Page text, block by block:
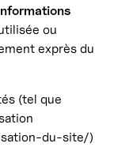
ou
exprès du
(tel que
du-site/)